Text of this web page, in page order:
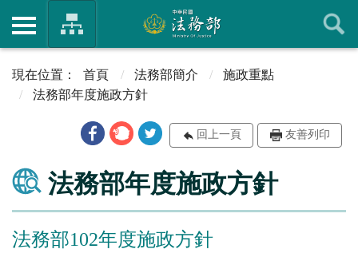
首頁 法務部簡介
施政重點
法務部年度施政方針
回上一頁 友善列印
法務部年度施政方針
法務部102年度施政方針